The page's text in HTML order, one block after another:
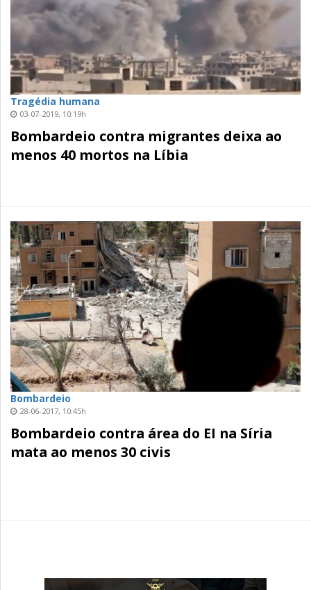
Tragédia humana
03-07-2019, 10:19h
Bombardeio contra migrantes deixa ao
menos 40 mortos na Líbia
Bombardeio
28-06-2017, 10:45h
Bombardeio contra área do EI na Síria
mata ao menos 30 civis